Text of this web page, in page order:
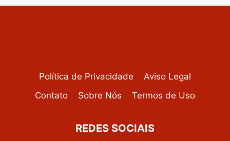
Política de Privacidade
Aviso Legal
Contato
Sobre Nós Termos de Uso
REDES SOCIAIS